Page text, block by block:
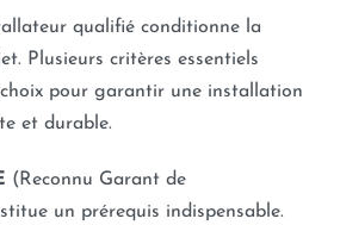
qualifié conditionne la
Plusieurs critères essentiels
pour garantir une installation
et durable.
(Reconnu Garant de
un prérequis indispensable.